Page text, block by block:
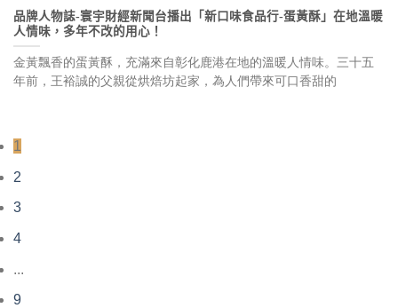
品牌人物誌-寰宇財經新聞台播出「新口味食品行-蛋黃酥」在地溫暖
人情味，多年不改的用心！
金黃飄香的蛋黃酥，充滿來自彰化鹿港在地的溫暖人情味。三十五
年前，王裕誠的父親從烘焙坊起家，為人們帶來可口香甜的
1
2
3
4
...
9